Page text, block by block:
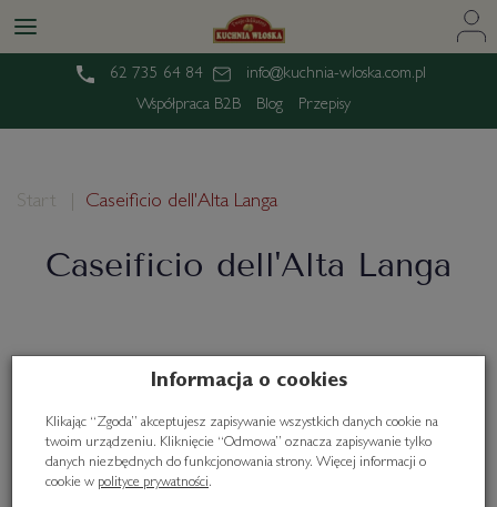
62 735 64 84
info@kuchnia-wloska.com.pl
Współpraca B2B
Blog Przepisy
Start Caseificio dell'Alta Langa
Caseificio dell'Alta Langa
Informacja o cookies
Klikając “Zgoda” akceptujesz zapisywanie wszystkich danych cookie na
twoim urządzeniu. Kliknięcie “Odmowa” oznacza zapisywanie tylko
danych niezbędnych do funkcjonowania strony. Więcej informacji o
cookie w polityce prywatności.